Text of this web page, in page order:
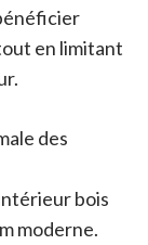
en limitant
des
bois
moderne.